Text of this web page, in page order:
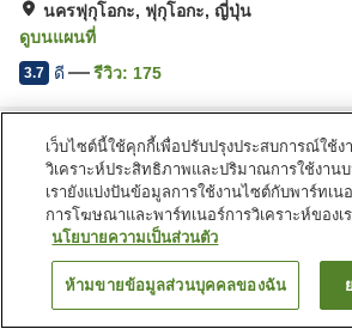
นครฟุกุโอกะ, ฟุกุโอกะ, ญี่ปุ่น
ดูบนแผนที่
3.7 ดี รีวิว: 175
หน้าแรก ญี่ปุ่น ฟุกุโอกะ
นครฟุกุโอกะ
Hotel Livemax Fukuoka Tenjin
ค้นหาห้องพัก
เว็บไซต์นี้ใช้คุกกี้เพื่อปรับปรุงประสบการณ์ใช้ง
วิเคราะห์ประสิทธิภาพและปริมาณการใช้งานบ
เรายังแบ่งปันข้อมูลการใช้งานไซต์กับพาร์ทเน
การโฆษณาและพาร์ทเนอร์การวิเคราะห์ของเ
นโยบายความเป็นส่วนตัว
ห้ามขายข้อมูลส่วนบุคคลของฉัน